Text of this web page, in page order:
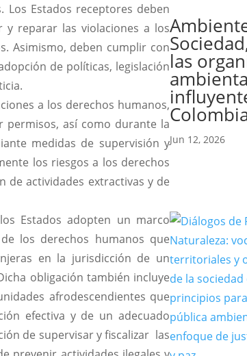
Los Estados receptores deben
y reparar las violaciones a los
Asimismo, deben cumplir con
de políticas, legislación
a los derechos humanos,
permisos, así como durante la
medidas de supervisión y
los riesgos a los derechos
de actividades extractivas y de
Estados adopten un marco
los derechos humanos que
en la jurisdicción de un
obligación también incluye
afrodescendientes que
efectiva y de un adecuado
de supervisar y fiscalizar las
las
Jun 12, 2026